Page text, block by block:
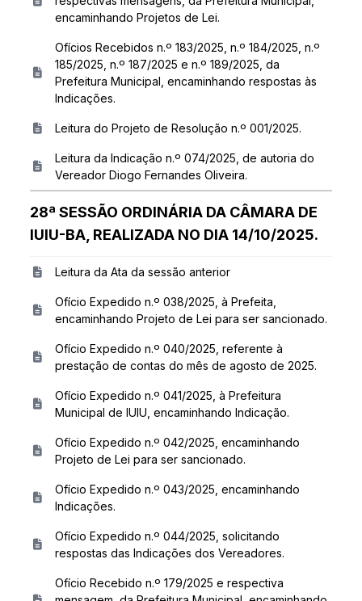
encaminhando Projetos de Lei.
Ofícios Recebidos n.º 183/2025, n.º 184/2025, n.º
185/2025, n.º 187/2025 e n.º 189/2025, da
Prefeitura Municipal, encaminhando respostas às
Indicações.
Leitura do Projeto de Resolução n.º 001/2025.
Leitura da Indicação n.º 074/2025, de autoria do
Vereador Diogo Fernandes Oliveira.
28ª SESSÃO ORDINÁRIA DA CÂMARA DE
IUIU-BA, REALIZADA NO DIA 14/10/2025.
Leitura da Ata da sessão anterior
Ofício Expedido n.º 038/2025, à Prefeita,
encaminhando Projeto de Lei para ser sancionado.
Ofício Expedido n.º 040/2025, referente à
prestação de contas do mês de agosto de 2025.
Ofício Expedido n.º 041/2025, à Prefeitura
Municipal de IUIU, encaminhando Indicação.
Ofício Expedido n.º 042/2025, encaminhando
Projeto de Lei para ser sancionado.
Ofício Expedido n.º 043/2025, encaminhando
Indicações.
Ofício Expedido n.º 044/2025, solicitando
respostas das Indicações dos Vereadores.
Ofício Recebido n.º 179/2025 e respectiva